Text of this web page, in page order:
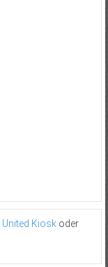
United Kioskoder